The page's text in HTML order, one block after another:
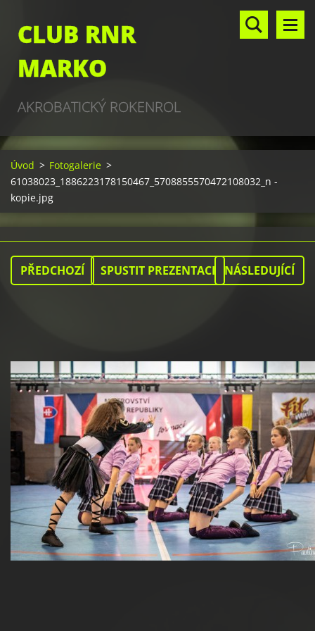
CLUB RNR
MARKO
AKROBATICKÝ ROKENROL
Úvod > Fotogalerie >
61038023_1886223178150467_5708855570472108032_n -
kopie.jpg
PŘEDCHOZÍ SPUSTIT PREZENTACI NÁSLEDUJÍCÍ